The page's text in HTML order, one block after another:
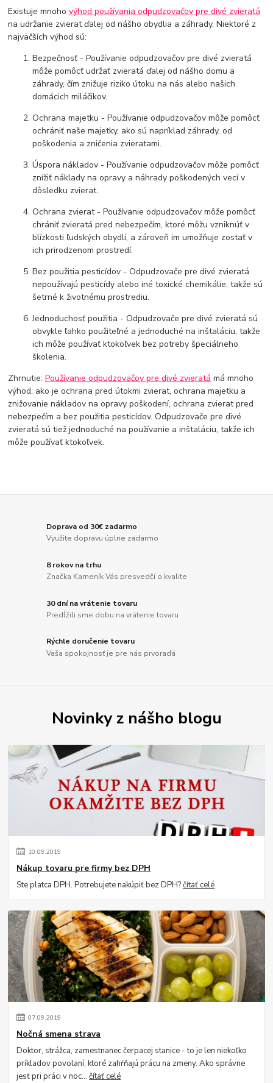
Existuje mnohovýhod používania odpudzovačov pre divé zvieratá
na udržanie zvierat ďalej od nášho obydlia a záhrady. Niektoré z
najväčších výhod sú:
Bezpečnosť - Používanie odpudzovačov pre divé zvieratá
môže pomôcť udržať zvieratá ďalej od nášho domu a
záhrady, čím znižuje riziko útoku na nás alebo našich
domácich miláčikov.
Ochrana majetku - Používanie odpudzovačov môže pomôcť
ochrániť naše majetky, ako sú napríklad záhrady, od
poškodenia a zničenia zvieratami.
Úspora nákladov - Používanie odpudzovačov môže pomôcť
znížiť náklady na opravy a náhrady poškodených vecí v
dôsledku zvierat.
Ochrana zvierat - Používanie odpudzovačov môže pomôcť
chrániť zvieratá pred nebezpečím, ktoré môžu vzniknúť v
blízkosti ľudských obydlí, a zároveň im umožňuje zostať v
ich prirodzenom prostredí.
Bez použitia pesticídov - Odpudzovače pre divé zvieratá
nepoužívajú pesticídy alebo iné toxické chemikálie, takže sú
šetrné k životnému prostrediu.
Jednoduchosť použitia - Odpudzovače pre divé zvieratá sú
obvykle ľahko použiteľné a jednoduché na inštaláciu, takže
ich môže používať ktokoľvek bez potreby špeciálneho
školenia.
Zhrnutie:Používanie odpudzovačov pre divé zvieratá má mnoho
výhod, ako je ochrana pred útokmi zvierat, ochrana majetku a
znižovanie nákladov na opravy poškodení, ochrana zvierat pred
nebezpečím a bez použitia pesticídov. Odpudzovače pre divé
zvieratá sú tiež jednoduché na používanie a inštaláciu, takže ich
môže používať ktokoľvek.
Doprava od 30€ zadarmo
Využite dopravu úplne zadarmo
8 rokov na trhu
Značka Kameník Vás presvedčí o kvalite
30 dní na vrátenie tovaru
Predĺžili sme dobu na vrátenie tovaru
Rýchle doručenie tovaru
Vaša spokojnosť je pre nás prvoradá
Novinky z nášho blogu
10.09.2019
Nákup tovaru pre firmy bez DPH
Ste platca DPH. Potrebujete nakúpiť bez DPH?čítať celé
07.09.2019
Nočná smena strava
Doktor, strážca, zamestnanec čerpacej stanice - to je len niekoľko
príkladov povolaní, ktoré zahŕňajú prácu na zmeny. Ako správne
jesť pri práci v noc...čítať celé